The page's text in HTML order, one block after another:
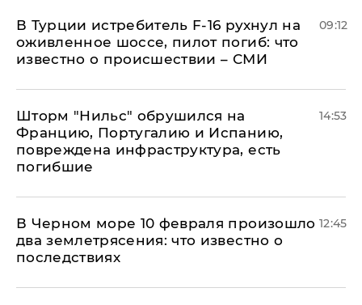
В Турции истребитель F-16 рухнул на
оживленное шоссе, пилот погиб: что
известно о происшествии – СМИ
09:12
Шторм "Нильс" обрушился на
Францию, Португалию и Испанию,
повреждена инфраструктура, есть
погибшие
14:53
В Черном море 10 февраля произошло
два землетрясения: что известно о
последствиях
12:45